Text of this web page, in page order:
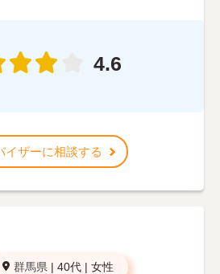
4.6
イザーに相談する
群馬県 | 40代 | 女性